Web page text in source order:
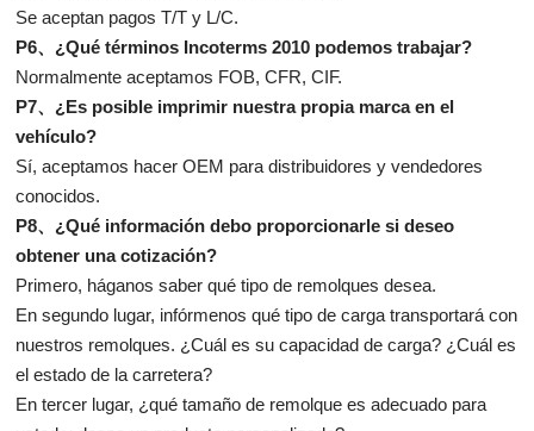
Se aceptan pagos T/T y L/C.
P6、¿Qué términos Incoterms 2010 podemos trabajar?
Normalmente aceptamos FOB, CFR, CIF.
P7、¿Es posible imprimir nuestra propia marca en el
vehículo?
Sí, aceptamos hacer OEM para distribuidores y vendedores
conocidos.
P8、¿Qué información debo proporcionarle si deseo
obtener una cotización?
Primero, háganos saber qué tipo de remolques desea.
En segundo lugar, infórmenos qué tipo de carga transportará con
nuestros remolques. ¿Cuál es su capacidad de carga? ¿Cuál es
el estado de la carretera?
En tercer lugar, ¿qué tamaño de remolque es adecuado para